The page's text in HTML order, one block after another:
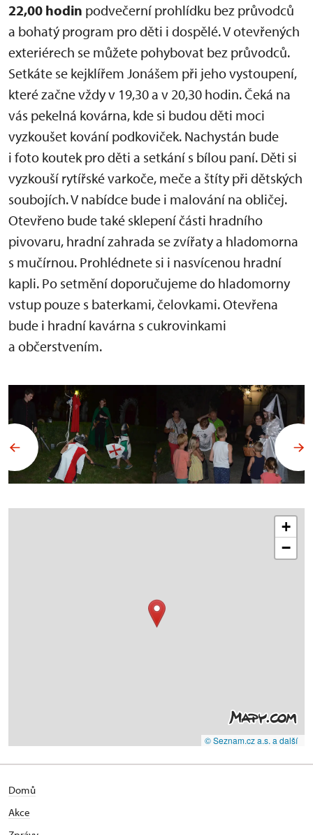
22,00 hodin podvečerní prohlídku bez průvodců
a bohatý program pro děti i dospělé. V otevřených
exteriérech se můžete pohybovat bez průvodců.
Setkáte se kejklířem Jonášem při jeho vystoupení,
které začne vždy v 19,30 a v 20,30 hodin. Čeká na
vás pekelná kovárna, kde si budou děti moci
vyzkoušet kování podkoviček. Nachystán bude
i foto koutek pro děti a setkání s bílou paní. Děti si
vyzkouší rytířské varkoče, meče a štíty při dětských
soubojích. V nabídce bude i malování na obličej.
Otevřeno bude také sklepení části hradního
pivovaru, hradní zahrada se zvířaty a hladomorna
s mučírnou. Prohlédnete si i nasvícenou hradní
kapli. Po setmění doporučujeme do hladomorny
vstup pouze s baterkami, čelovkami. Otevřena
bude i hradní kavárna s cukrovinkami
a občerstvením.
+
−
© Seznam.cz a.s. a další
Domů
Akce